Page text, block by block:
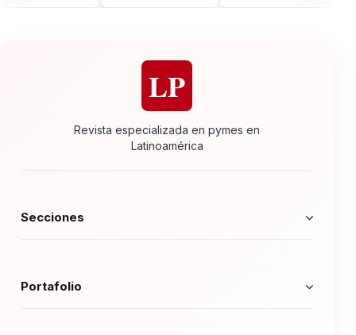
LP
Revista especializada en pymes en
Latinoamérica
Secciones
Portafolio